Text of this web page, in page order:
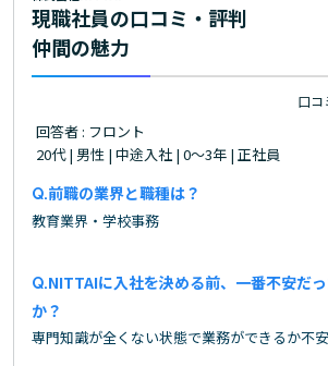
現職社員の口コミ・評判
仲間の魅力
口コ
回答者 : フロント
20代 | 男性 | 中途入社 | 0～3年 | 正社員
前職の業界と職種は？
教育業界・学校事務
NITTAIに入社を決める前、一番不安だ
か？
専門知識が全くない状態で業務ができるか不安